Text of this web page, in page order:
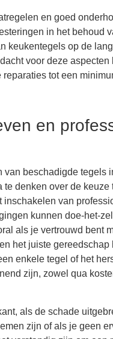
en goed
in het behoud
keukentegels op de
voor deze aspecten
reparaties tot een
en
van beschadigde tegels
te denken over de keuze
inschakelen van
kunnen doe-het-
als je vertrouwd bent
het juiste gereedschap
enkele tegel of het
zijn, zowel qua
als de schade
zijn of als je geen